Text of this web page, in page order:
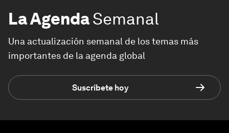
La AgendaSemanal
Una actualización semanal de los temas más
importantes de la agenda global
Suscríbete hoy